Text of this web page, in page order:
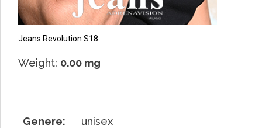
Jeans Revolution S18
Weight: 0.00 mg
Genere:
unisex